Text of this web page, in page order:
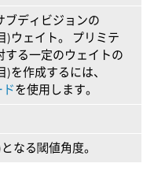
ブディビジョンの
)ウェイト。 プリミテ
する一定のウェイトの
)を作成するには、
を使用します。
なる閾値角度。